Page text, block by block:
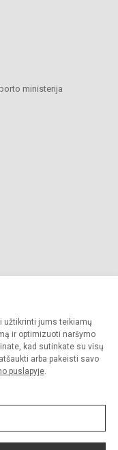
užtikrinti jums teikiamų
ir optimizuoti naršymo
kad sutinkate su visų
arba pakeisti savo
puslapyje.
ministerija
mokyklos administracijos
valdymas